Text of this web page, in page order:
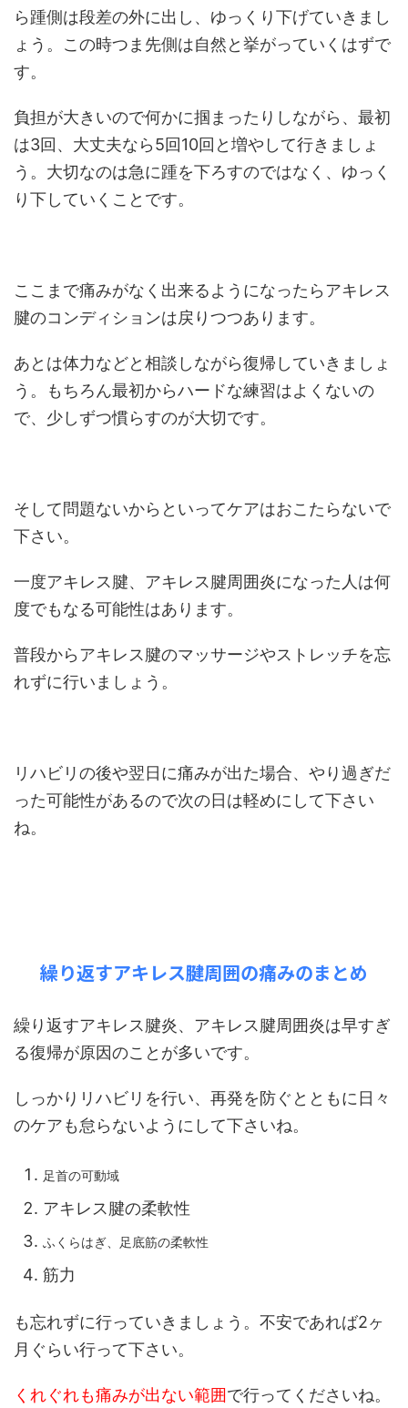
ら踵側は段差の外に出し、ゆっくり下げていきまし
ょう。この時つま先側は自然と挙がっていくはずで
す。
負担が大きいので何かに掴まったりしながら、最初
は3回、大丈夫なら5回10回と増やして行きましょ
う。大切なのは急に踵を下ろすのではなく、ゆっく
り下していくことです。
ここまで痛みがなく出来るようになったらアキレス
腱のコンディションは戻りつつあります。
あとは体力などと相談しながら復帰していきましょ
う。もちろん最初からハードな練習はよくないの
で、少しずつ慣らすのが大切です。
そして問題ないからといってケアはおこたらないで
下さい。
一度アキレス腱、アキレス腱周囲炎になった人は何
度でもなる可能性はあります。
普段からアキレス腱のマッサージやストレッチを忘
れずに行いましょう。
リハビリの後や翌日に痛みが出た場合、やり過ぎだ
った可能性があるので次の日は軽めにして下さい
ね。
繰り返すアキレス腱周囲の痛みのまとめ
繰り返すアキレス腱炎、アキレス腱周囲炎は早すぎ
る復帰が原因のことが多いです。
しっかりリハビリを行い、再発を防ぐとともに日々
のケアも怠らないようにして下さいね。
足首の可動域
アキレス腱の柔軟性
ふくらはぎ、足底筋の柔軟性
筋力
も忘れずに行っていきましょう。不安であれば2ヶ
月ぐらい行って下さい。
くれぐれも痛みが出ない範囲で行ってくださいね。